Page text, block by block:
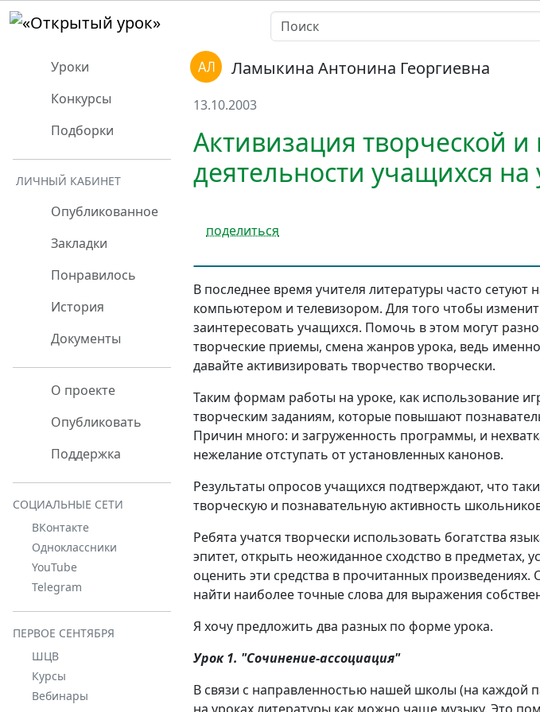
Уроки
Конкурсы
Подборки
ЛИЧНЫЙ КАБИНЕТ
Опубликованное
Закладки
Понравилось
История
Документы
О проекте
Опубликовать
Поддержка
СОЦИАЛЬНЫЕ СЕТИ
ВКонтакте
Одноклассники
YouTube
Telegram
ПЕРВОЕ СЕНТЯБРЯ
ШЦВ
Курсы
Вебинары
Ламыкина Антонина Георгиевна
13.10.2003
Активизация творческой
деятельности учащихся на
поделиться
В последнее время учителя литературы часто сетуют
компьютером и телевизором. Для того чтобы
заинтересовать учащихся. Помочь в этом могут
творческие приемы, смена жанров урока, ведь
давайте активизировать творчество творчески.
Таким формам работы на уроке, как использование
творческим заданиям, которые повышают
Причин много: и загруженность программы, и
нежелание отступать от установленных канонов.
Результаты опросов учащихся подтверждают, что
творческую и познавательную активность
Ребята учатся творчески использовать богатства
эпитет, открыть неожиданное сходство в предметах,
оценить эти средства в прочитанных
найти наиболее точные слова для выражения
Я хочу предложить два разных по форме урока.
Урок 1. "Сочинение-ассоциация"
В связи с направленностью нашей школы (на каждой